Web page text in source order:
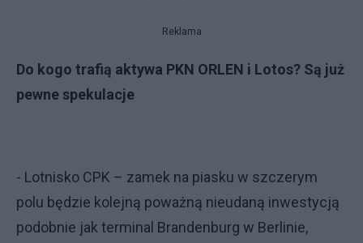
Reklama
Do kogo trafią aktywa PKN ORLEN i Lotos? Są już
pewne spekulacje
- Lotnisko CPK – zamek na piasku w szczerym
polu będzie kolejną poważną nieudaną inwestycją
podobnie jak terminal Brandenburg w Berlinie,